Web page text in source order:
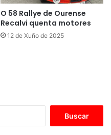
O 58 Rallye de Ourense
Recalvi quenta motores
12 de Xuño de 2025